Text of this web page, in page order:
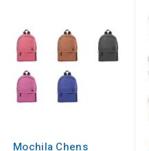
Mochila Chens